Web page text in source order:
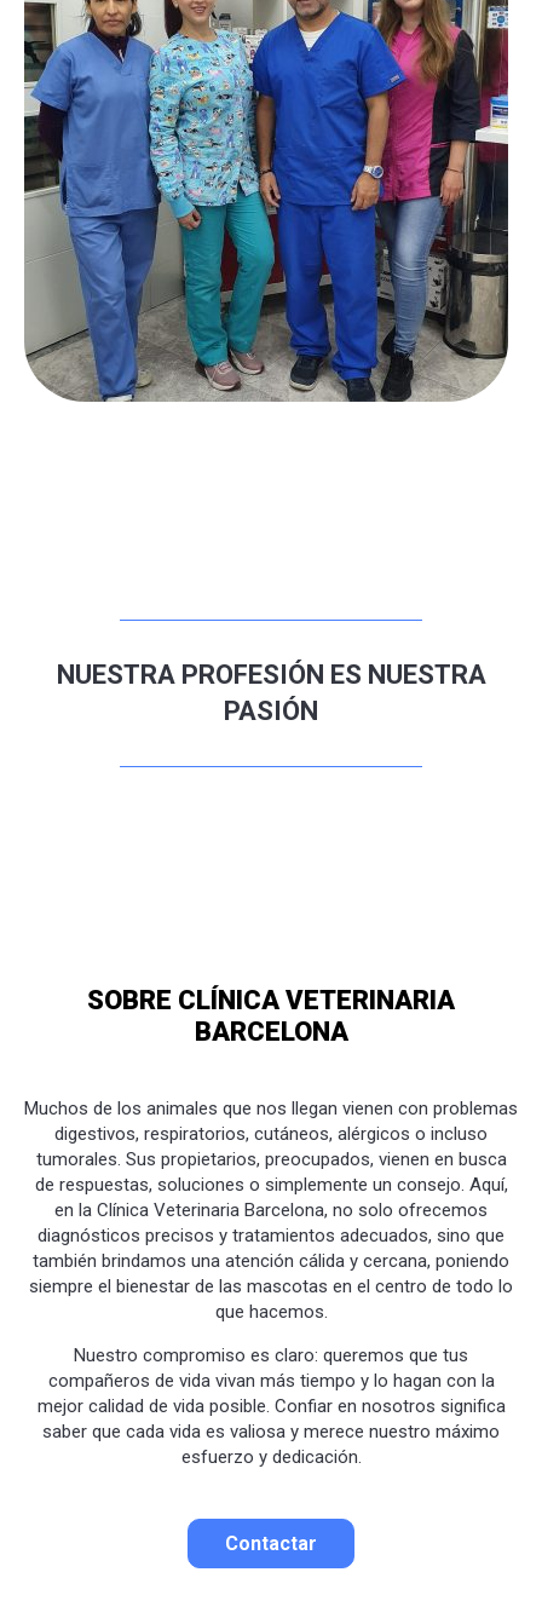
NUESTRA PROFESIÓN ES NUESTRA
PASIÓN
SOBRE CLÍNICA VETERINARIA
BARCELONA
Muchos de los animales que nos llegan vienen con problemas
digestivos, respiratorios, cutáneos, alérgicos o incluso
tumorales. Sus propietarios, preocupados, vienen en busca
de respuestas, soluciones o simplemente un consejo. Aquí,
en la Clínica Veterinaria Barcelona, no solo ofrecemos
diagnósticos precisos y tratamientos adecuados, sino que
también brindamos una atención cálida y cercana, poniendo
siempre el bienestar de las mascotas en el centro de todo lo
que hacemos.
Nuestro compromiso es claro: queremos que tus
compañeros de vida vivan más tiempo y lo hagan con la
mejor calidad de vida posible. Confiar en nosotros significa
saber que cada vida es valiosa y merece nuestro máximo
esfuerzo y dedicación.
Contactar